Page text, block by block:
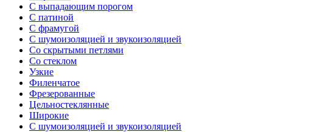
С выпадающим порогом
С патиной
С фрамугой
С шумоизоляцией и звукоизоляцией
Со скрытыми петлями
Со стеклом
Узкие
Филенчатое
Фрезерованные
Цельностеклянные
Широкие
С шумоизоляцией и звукоизоляцией